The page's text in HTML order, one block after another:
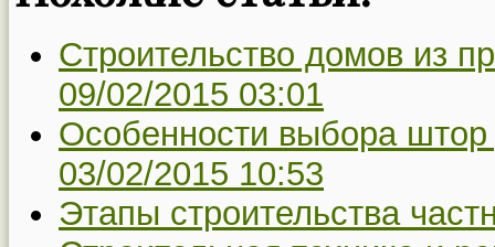
Строительство домов из
09/02/2015 03:01
Особенности выбора штор
03/02/2015 10:53
Этапы строительства